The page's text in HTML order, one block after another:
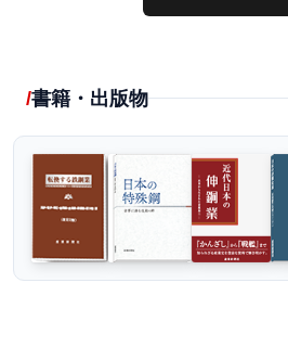
書籍・出版物